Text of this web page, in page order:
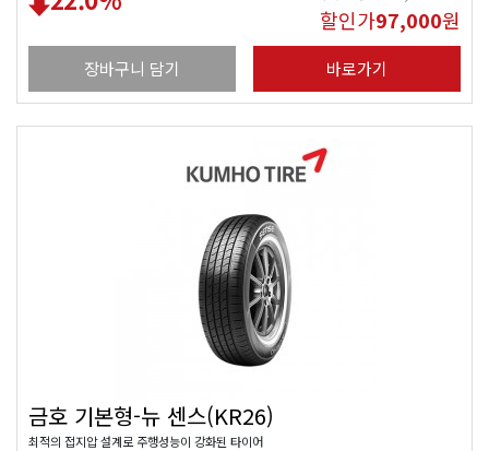
할인가97,000원
장바구니 담기 바로가기
금호 기본형-뉴 센스(KR26)
최적의 접지압 설계로 주행성능이 강화된 타이어